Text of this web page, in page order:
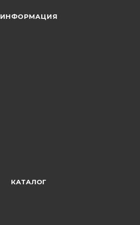
ИНФОРМАЦИЯ
КАТАЛОГ